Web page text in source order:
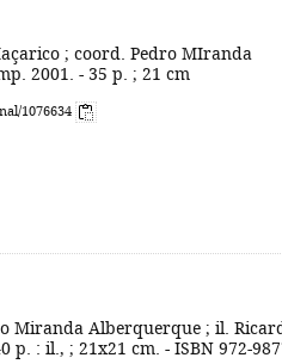
; coord. Pedro MIranda
2001. - 35 p. ; 21 cm
1076634
Miranda Alberquerque ; il.
p. : il., ; 21x21 cm. - ISBN 972-